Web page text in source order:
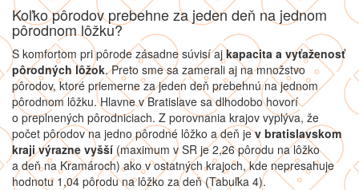
Koľko pôrodov prebehne za jeden deň na jednom
pôrodnom lôžku?
S komfortom pri pôrode zásadne súvisí ajkapacita a vyťaženosť
pôrodných lôžok. Preto sme sa zamerali aj na množstvo
pôrodov, ktoré priemerne za jeden deň prebehnú na jednom
pôrodnom lôžku. Hlavne v Bratislave sa dlhodobo hovorí
o preplnených pôrodniciach. Z porovnania krajov vyplýva, že
počet pôrodov na jedno pôrodné lôžko a deň jev bratislavskom
kraji výrazne vyšší (maximum v SR je 2,26 pôrodu na lôžko
a deň na Kramároch) ako v ostatných krajoch, kde nepresahuje
hodnotu 1,04 pôrodu na lôžko za deň (Tabuľka 4).